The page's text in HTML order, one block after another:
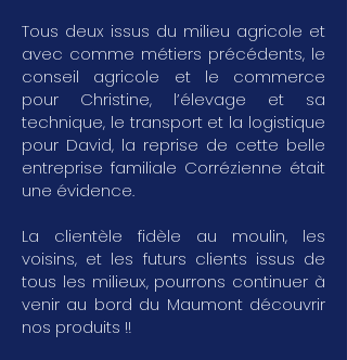
Tous deux issus du milieu agricole et
avec comme métiers précédents, le
conseil agricole et le commerce
pour Christine, l’élevage et sa
technique, le transport et la logistique
pour David, la reprise de cette belle
entreprise familiale Corrézienne était
une évidence.
La clientèle fidèle au moulin, les
voisins, et les futurs clients issus de
tous les milieux, pourrons continuer à
venir au bord du Maumont découvrir
nos produits !!